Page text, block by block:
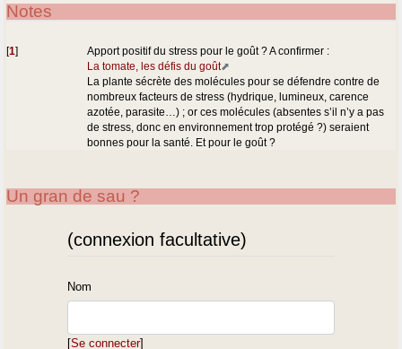
Notes
[1]
Apport positif du stress pour le goût ? A confirmer :
La tomate, les défis du goût
La plante sécrète des molécules pour se défendre contre de
nombreux facteurs de stress (hydrique, lumineux, carence
azotée, parasite…) ; or ces molécules (absentes s’il n’y a pas
de stress, donc en environnement trop protégé ?) seraient
bonnes pour la santé. Et pour le goût ?
Un gran de sau ?
(connexion facultative)
Nom
[Se connecter]